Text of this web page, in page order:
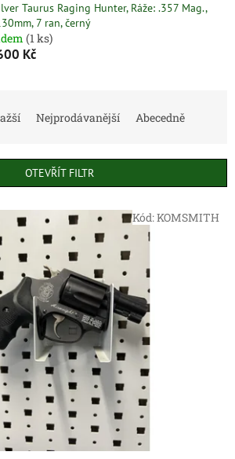
Taurus Raging Hunter, Ráže: .357 Mag.,
7 ran, černý
(1 ks)
Kč
Nejprodávanější Abecedně
OTEVŘÍT FILTR
Kód:KOMSMITH